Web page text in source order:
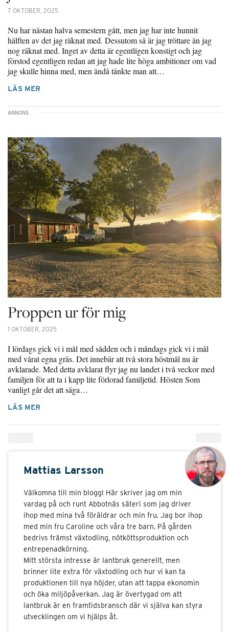
7 OKTOBER, 2025
Nu har nästan halva semestern gått, men jag har inte hunnit
hälften av det jag räknat med. Dessutom så är jag tröttare än jag
nog räknat med. Inget av detta är egentligen konstigt och jag
förstod egentligen redan att jag hade lite höga ambitioner om vad
jag skulle hinna med, men ändå tänkte man att…
LÄS MER
Proppen ur för mig
1 OKTOBER, 2025
I lördags gick vi i mål med sådden och i måndags gick vi i mål
med vårat egna gräs. Det innebär att två stora höstmål nu är
avklarade. Med detta avklarat flyr jag nu landet i två veckor med
familjen för att ta i kapp lite förlorad familjetid. Hösten Som
vanligt går det att säga…
LÄS MER
Mattias Larsson
Välkomna till min blogg! Här skriver jag om min
vardag på och runt Abbotnäs säteri som jag driver
ihop med mina två föräldrar och min fru. Jag bor ihop
med min fru Caroline och våra tre barn. På gården
bedrivs främst växtodling, nötköttsproduktion och
entrepenadkörning.
Mitt största intresse är lantbruk generellt, men
brinner lite extra för växtodling och hur vi kan ta
produktionen till nya höjder, utan att tappa ekonomin
och öka miljöpåverkan. Jag är övertygad om att
lantbruk är en framtidsbransch där vi själva kan styra
utvecklingen om vi hjälps åt.